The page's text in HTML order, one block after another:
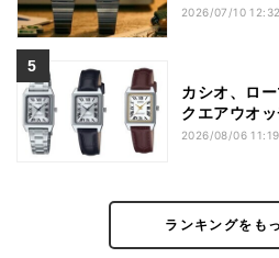
2026/07/10 12:32
カシオ、ロ
クエアウオ
2026/08/06 11:19
ランキングをも